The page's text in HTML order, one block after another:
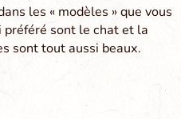
les « modèles » que vous
préféré sont le chat et la
sont tout aussi beaux.